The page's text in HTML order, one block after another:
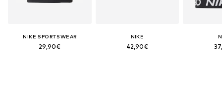
NIKE SPORTSWEAR
29,90€
NIKE
42,90€